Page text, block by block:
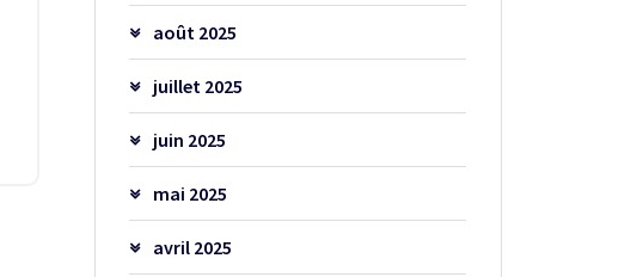
août 2025
juillet 2025
juin 2025
mai 2025
avril 2025